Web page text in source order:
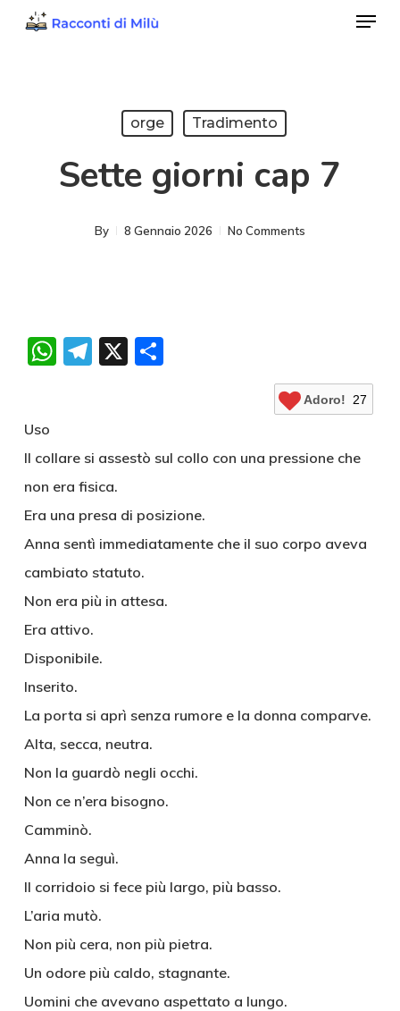
Menu
orge Tradimento
Sette giorni cap 7
By 8 Gennaio 2026 No Comments
WhatsApp
Telegram
X Condividi
Adoro! 27
Uso
Il collare si assestò sul collo con una pressione che
non era fisica.
Era una presa di posizione.
Anna sentì immediatamente che il suo corpo aveva
cambiato statuto.
Non era più in attesa.
Era attivo.
Disponibile.
Inserito.
La porta si aprì senza rumore e la donna comparve.
Alta, secca, neutra.
Non la guardò negli occhi.
Non ce n’era bisogno.
Camminò.
Anna la seguì.
Il corridoio si fece più largo, più basso.
L’aria mutò.
Non più cera, non più pietra.
Un odore più caldo, stagnante.
Uomini che avevano aspettato a lungo.